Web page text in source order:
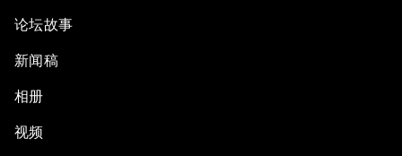
论坛故事
新闻稿
相册
视频